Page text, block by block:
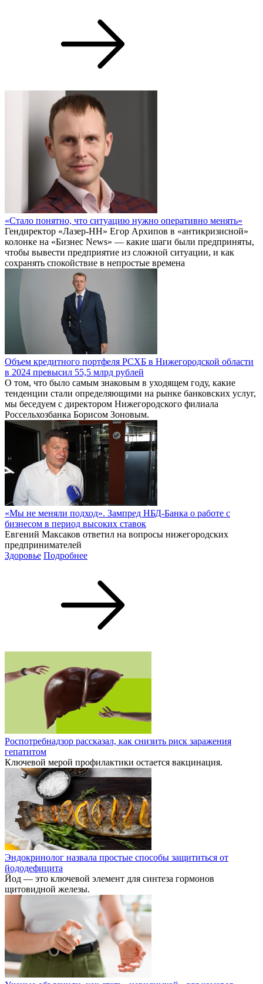
«Стало понятно, что ситуацию нужно оперативно менять»
Гендиректор «Лазер-НН» Егор Архипов в «антикризисной»
колонке на «Бизнес News» — какие шаги были предприняты,
чтобы вывести предприятие из сложной ситуации, и как
сохранять спокойствие в непростые времена
Объем кредитного портфеля РСХБ в Нижегородской области
в 2024 превысил 55,5 млрд рублей
О том, что было самым знаковым в уходящем году, какие
тенденции стали определяющими на рынке банковских услуг,
мы беседуем с директором Нижегородского филиала
Россельхозбанка Борисом Зоновым.
«Мы не меняли подход». Зампред НБД-Банка о работе с
бизнесом в период высоких ставок
Евгений Максаков ответил на вопросы нижегородских
предпринимателей
Здоровье Подробнее
Роспотребнадзор рассказал, как снизить риск заражения
гепатитом
Ключевой мерой профилактики остается вакцинация.
Эндокринолог назвала простые способы защититься от
йододефицита
Йод — это ключевой элемент для синтеза гормонов
щитовидной железы.